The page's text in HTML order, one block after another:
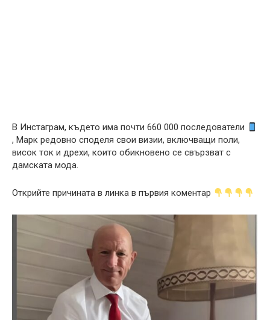
В Инстаграм, където има почти 660 000 последователи
, Марк редовно споделя свои визии, включващи поли,
висок ток и дрехи, които обикновено се свързват с
дамската мода.
Открийте причината в линка в първия коментар